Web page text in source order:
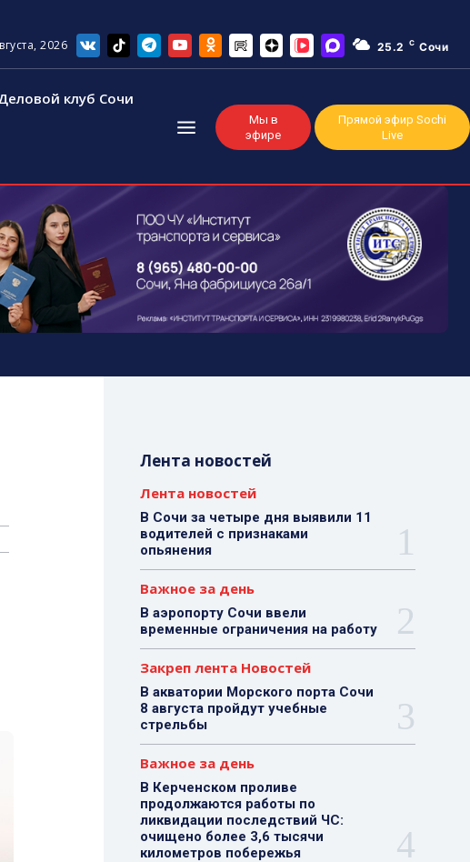
2026 25.2 C Сочи
клуб Сочи
Мы в
эфире
Прямой эфир Sochi
Live
Лента новостей
Лента новостей
В Сочи за четыре дня выявили 11
водителей с признаками
опьянения
Важное за день
В аэропорту Сочи ввели
временные ограничения на работу
Закреп лента Новостей
В акватории Морского порта Сочи
8 августа пройдут учебные
стрельбы
Важное за день
В Керченском проливе
продолжаются работы по
ликвидации последствий ЧС:
очищено более 3,6 тысячи
километров побережья